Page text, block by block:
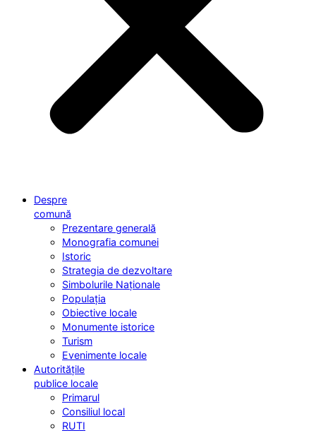
Despre
comună
Prezentare generală
Monografia comunei
Istoric
Strategia de dezvoltare
Simbolurile Naționale
Populația
Obiective locale
Monumente istorice
Turism
Evenimente locale
Autoritățile
publice locale
Primarul
Consiliul local
RUTI